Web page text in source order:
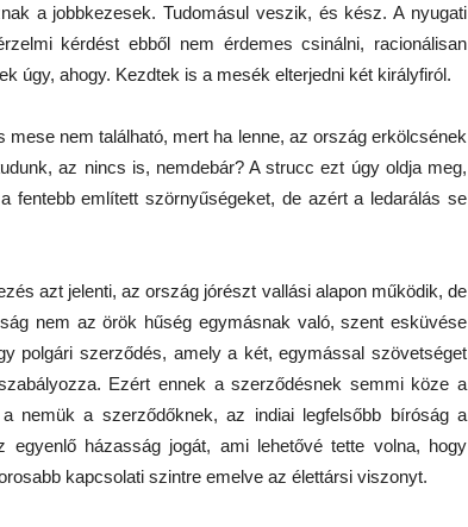
a jobbkezesek. Tudomásul veszik, és kész. A nyugati
kérdést ebből nem érdemes csinálni, racionálisan
úgy, ahogy. Kezdtek is a mesék elterjedni két királyfiról.
nem található, mert ha lenne, az ország erkölcsének
az nincs is, nemdebár? A strucc ezt úgy oldja meg,
fentebb említett szörnyűségeket, de azért a ledarálás se
azt jelenti, az ország jórészt vallási alapon működik, de
nem az örök hűség egymásnak való, szent esküvése
polgári szerződés, amely a két, egymással szövetséget
Ezért ennek a szerződésnek semmi köze a
nemük a szerződőknek, az indiai legfelsőbb bíróság a
egyenlő házasság jogát, ami lehetővé tette volna, hogy
kapcsolati szintre emelve az élettársi viszonyt.